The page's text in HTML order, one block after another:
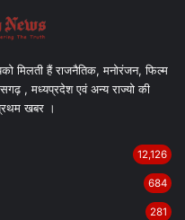
मिलती हैं राजनैतिक, मनोरंजन, फिल्म
, मध्यप्रदेश एवं अन्य राज्यो की
खबर ।
12,126
684
281